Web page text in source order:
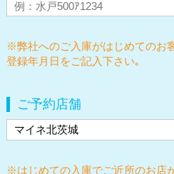
※弊社へのご入庫がはじめてのお
登録年月日をご記入下さい｡
ご予約店舗
※はじめての入庫でご近所のお店